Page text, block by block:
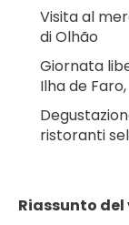
Visita al
di Olhão
Giornata
Ilha de
ristoranti
Riassunto